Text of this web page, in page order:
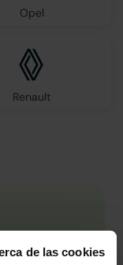
de las cookies
Opel
Renault